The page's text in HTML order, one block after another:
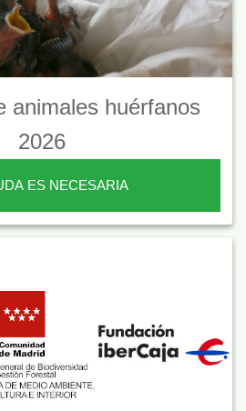
animales huérfanos
2026
ES NECESARIA